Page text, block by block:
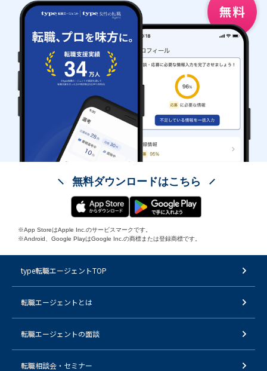
無料ダウンロードはこちら
※App StoreはApple Inc.のサービスマークです。
※Android、Google PlayはGoogle Inc.の商標または登録商標です。
type転職エージェントTOP
転職エージェントとは
転職エージェントの面談
転職相談会・セミナー